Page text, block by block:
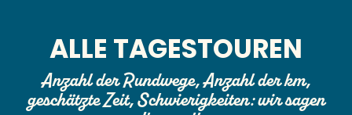
ALLE TAGESTOUREN
Anzahl der Rundwege, Anzahl der km,
geschätzte Zeit, Schwierigkeiten: wir sagen